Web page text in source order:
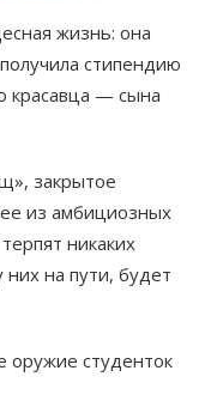
жизнь: она
стипендию
красавца — сына
закрытое
из амбициозных
никаких
них на пути, будет
оружие студенток